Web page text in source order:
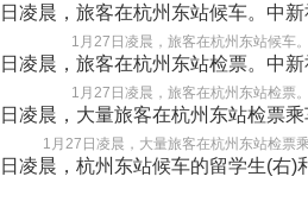
1月27日凌晨，旅客在杭州东站候车
1月27日凌晨，旅客在杭州东站检票
1月27日凌晨，大量旅客在杭州东站检票